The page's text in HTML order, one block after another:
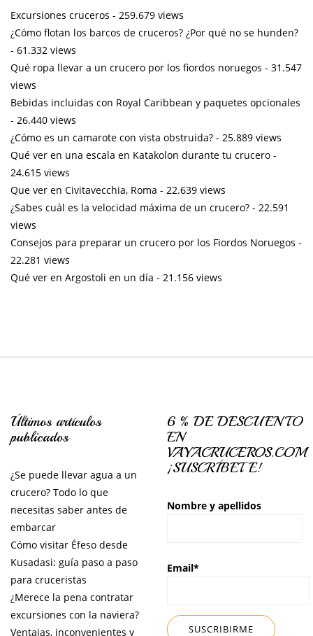
Excursiones cruceros - 259.679 views
¿Cómo flotan los barcos de cruceros? ¿Por qué no se hunden?
- 61.332 views
Qué ropa llevar a un crucero por los fiordos noruegos - 31.547
views
Bebidas incluidas con Royal Caribbean y paquetes opcionales
- 26.440 views
¿Cómo es un camarote con vista obstruida? - 25.889 views
Qué ver en una escala en Katakolon durante tu crucero -
24.615 views
Que ver en Civitavecchia, Roma - 22.639 views
¿Sabes cuál es la velocidad máxima de un crucero? - 22.591
views
Consejos para preparar un crucero por los Fiordos Noruegos -
22.281 views
Qué ver en Argostoli en un día - 21.156 views
Últimos artículos
publicados
¿Se puede llevar agua a un
crucero? Todo lo que
necesitas saber antes de
embarcar
Cómo visitar Éfeso desde
Kusadasi: guía paso a paso
para cruceristas
¿Merece la pena contratar
excursiones con la naviera?
Ventajas, inconvenientes y
6 % DE DESCUENTO
EN
VAYACRUCEROS.COM
¡SUSCRÍBETE!
Nombre y apellidos
Email*